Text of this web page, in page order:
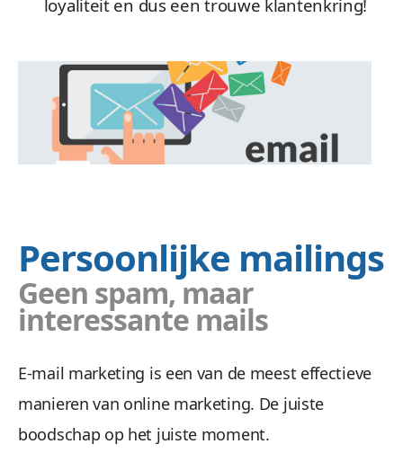
loyaliteit en dus een trouwe klantenkring!
Persoonlijke mailings
Geen spam, maar
interessante mails
E-mail marketing is een van de meest effectieve
manieren van online marketing. De juiste
boodschap op het juiste moment.